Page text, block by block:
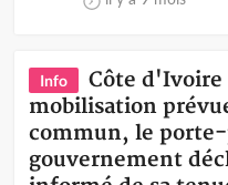
Info
Côte d'Ivoire
mobilisation
commun, le
gouvernement